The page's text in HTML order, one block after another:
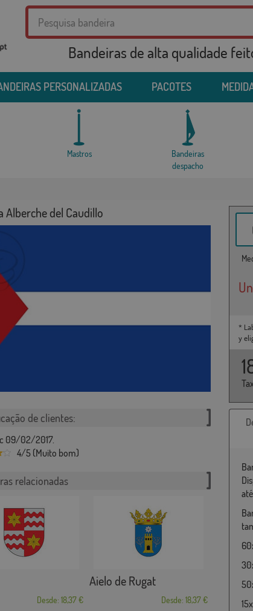
Bandeiras de alta qualidade
PERSONALIZADAS PACOTES
Mastros
Bandeiras
despacho
Alberche del Caudillo
*
y
de clientes:
09/02/2017.
4/5 (Muito bom)
relacionadas
Desde: 18,37 €
Aielo de Rugat
Desde: 18,37 €